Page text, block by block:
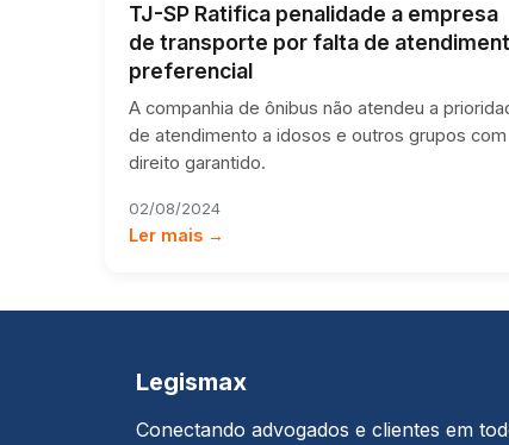
TJ-SP Ratifica penalidade a empresa
de transporte por falta de
preferencial
A companhia de ônibus não atendeu a
de atendimento a idosos e outros grupos com
direito garantido.
02/08/2024
Ler mais →
Legismax
Conectando advogados e clientes em